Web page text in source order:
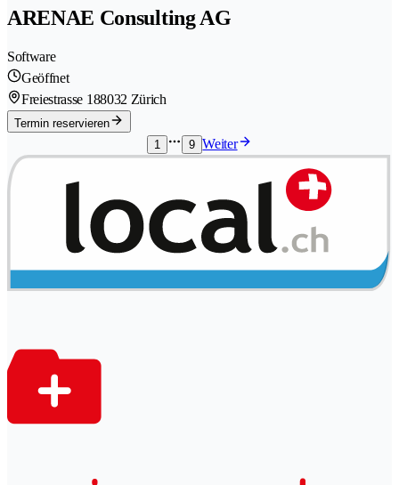
ARENAE Consulting AG
Software
Geöffnet
Freiestrasse 188032 Zürich
Termin reservieren
1
9 Weiter